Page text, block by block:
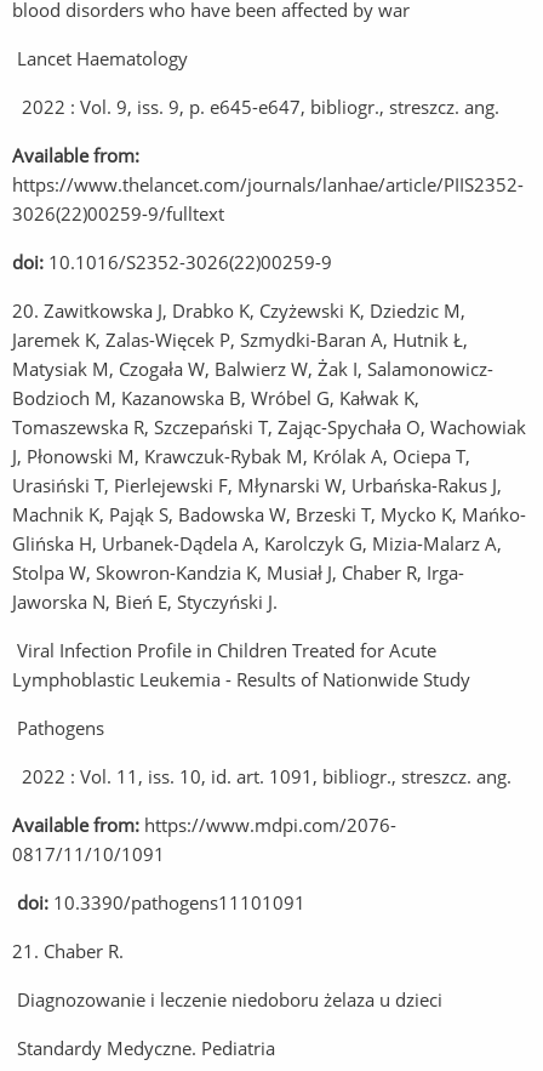
blood disorders who have been affected by war
Lancet Haematology
2022 : Vol. 9, iss. 9, p. e645-e647, bibliogr., streszcz. ang.
Available from:
https://www.thelancet.com/journals/lanhae/article/PIIS2352-
3026(22)00259-9/fulltext
doi: 10.1016/S2352-3026(22)00259-9
20. Zawitkowska J, Drabko K, Czyżewski K, Dziedzic M,
Jaremek K, Zalas-Więcek P, Szmydki-Baran A, Hutnik Ł,
Matysiak M, Czogała W, Balwierz W, Żak I, Salamonowicz-
Bodzioch M, Kazanowska B, Wróbel G, Kałwak K,
Tomaszewska R, Szczepański T, Zając-Spychała O, Wachowiak
J, Płonowski M, Krawczuk-Rybak M, Królak A, Ociepa T,
Urasiński T, Pierlejewski F, Młynarski W, Urbańska-Rakus J,
Machnik K, Pająk S, Badowska W, Brzeski T, Mycko K, Mańko-
Glińska H, Urbanek-Dądela A, Karolczyk G, Mizia-Malarz A,
Stolpa W, Skowron-Kandzia K, Musiał J, Chaber R, Irga-
Jaworska N, Bień E, Styczyński J.
Viral Infection Profile in Children Treated for Acute
Lymphoblastic Leukemia - Results of Nationwide Study
Pathogens
2022 : Vol. 11, iss. 10, id. art. 1091, bibliogr., streszcz. ang.
Available from: https://www.mdpi.com/2076-
0817/11/10/1091
doi: 10.3390/pathogens11101091
21. Chaber R.
Diagnozowanie i leczenie niedoboru żelaza u dzieci
Standardy Medyczne. Pediatria